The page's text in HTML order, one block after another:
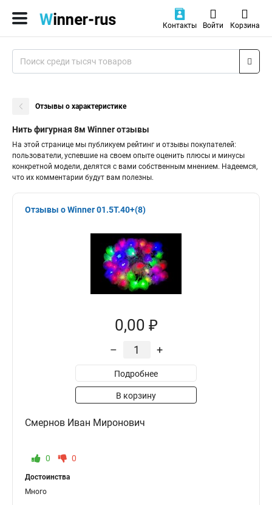
Контакты Войти Корзина
Отзывы о характеристике
Нить фигурная 8м Winner отзывы
На этой странице мы публикуем рейтинг и отзывы покупателей:
пользователи, успевшие на своем опыте оценить плюсы и минусы
конкретной модели, делятся с вами собственным мнением. Надеемся,
что их комментарии будут вам полезны.
Отзывы о Winner 01.5T.40+(8)
0,00 ₽
– +
Подробнее
В корзину
Смернов Иван Миронович
0 0
Достоинства
Много